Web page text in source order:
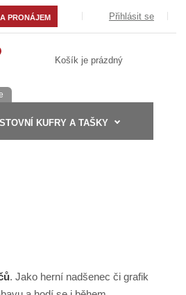
PRONÁJEM Přihlásit se
Košík je prázdný
KUFRY A TAŠKY
. Jako herní nadšenec či grafik